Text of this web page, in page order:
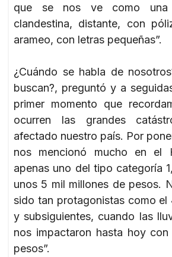
que se nos ve como una
clandestina, distante, con
arameo, con letras pequeñas”.
¿Cuándo se habla de
buscan?, preguntó y a
primer momento que
ocurren las grandes
afectado nuestro país. Por
nos mencionó mucho en el
apenas uno del tipo categoría
unos 5 mil millones de pesos.
sido tan protagonistas como el
y subsiguientes, cuando las
nos impactaron hasta hoy
pesos”.